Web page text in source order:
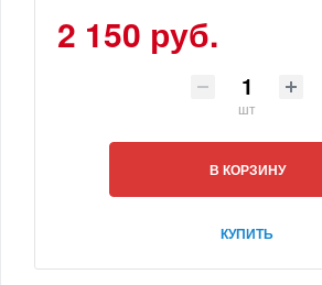
2 150 руб.
шт
В КОРЗИНУ
КУПИТЬ